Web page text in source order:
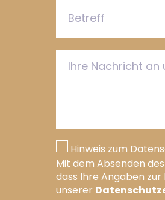
Hinweis zum
Mit dem Absenden
dass Ihre Angaben
unserer